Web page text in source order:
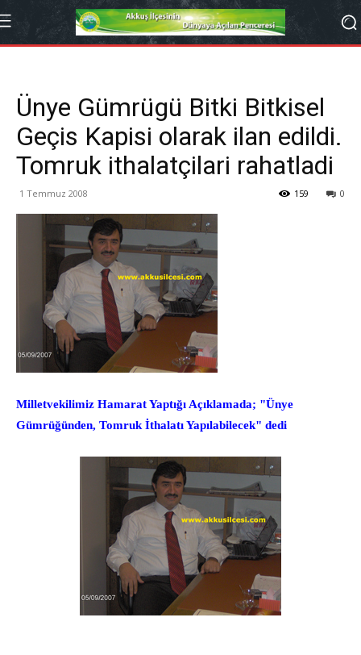
Ünye Gümrügü Bitki Bitkisel
Geçis Kapisi olarak ilan edildi.
Tomruk ithalatçilari rahatladi
1 Temmuz 2008 0
159
Milletvekilimiz Hamarat Yaptığı Açıklamada; "Ünye
Gümrüğünden, Tomruk İthalatı Yapılabilecek" dedi